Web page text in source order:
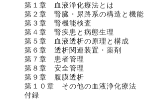
第１章 血液浄化療法とは
第２章 腎臓・尿路系の構造と機能
第３章 腎機能検査
第４章 腎疾患と病態生理
第５章 血液透析の原理と構成
第６章 透析関連装置・薬剤
第７章 患者管理
第８章 安全管理
第９章 腹膜透析
第１０章 その他の血液浄化療法
付録